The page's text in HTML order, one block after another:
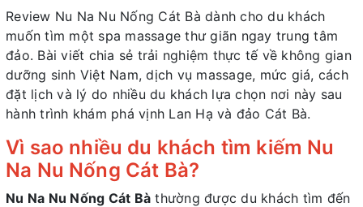
Review Nu Na Nu Nống Cát Bà dành cho du khách
muốn tìm một spa massage thư giãn ngay trung tâm
đảo. Bài viết chia sẻ trải nghiệm thực tế về không gian
dưỡng sinh Việt Nam, dịch vụ massage, mức giá, cách
đặt lịch và lý do nhiều du khách lựa chọn nơi này sau
hành trình khám phá vịnh Lan Hạ và đảo Cát Bà.
Vì sao nhiều du khách tìm kiếm Nu
Na Nu Nống Cát Bà?
Nu Na Nu Nống Cát Bà thường được du khách tìm đến